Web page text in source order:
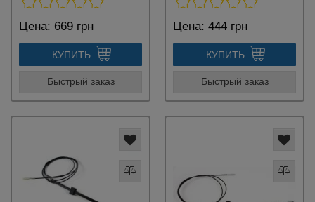
Цена: 669 грн
КУПИТЬ
Быстрый заказ
Цена: 444 грн
КУПИТЬ
Быстрый заказ